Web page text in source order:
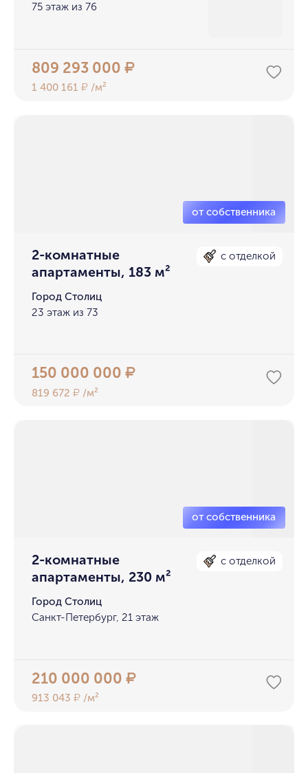
75 этаж из 76
809 293 000₽
1 400 161₽ /м²
2-комнатные
апартаменты, 183 м²
с отделкой
Город Столиц
23 этаж из 73
150 000 000₽
819 672₽ /м²
2-комнатные
апартаменты, 230 м²
с отделкой
Город Столиц
Санкт-Петербург, 21 этаж
210 000 000₽
913 043₽ /м²